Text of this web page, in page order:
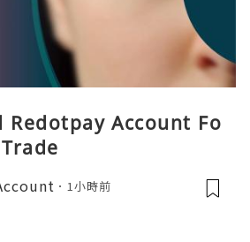
Redotpay Account Fo
1小時前